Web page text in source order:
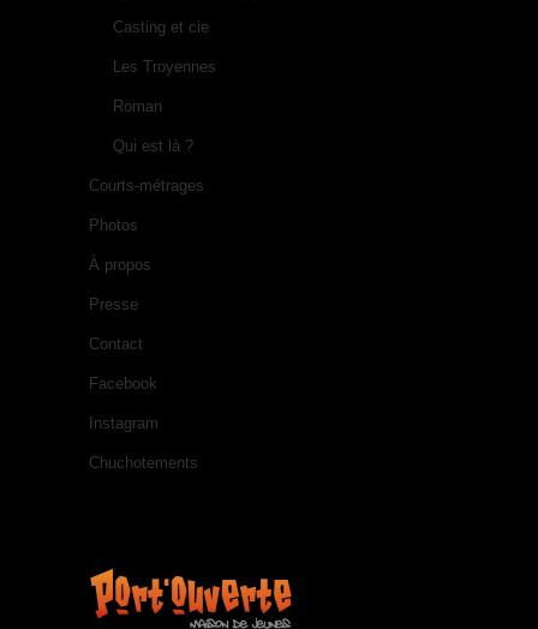
Casting et cie
Les Troyennes
Roman
Qui est là ?
Courts-métrages
Photos
À propos
Presse
Contact
Facebook
Instagram
Chuchotements